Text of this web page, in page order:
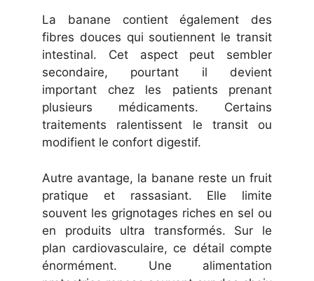
La banane contient également des
fibres douces qui soutiennent le transit
intestinal. Cet aspect peut sembler
secondaire, pourtant il devient
important chez les patients prenant
plusieurs médicaments. Certains
traitements ralentissent le transit ou
modifient le confort digestif.
Autre avantage, la banane reste un fruit
pratique et rassasiant. Elle limite
souvent les grignotages riches en sel ou
en produits ultra transformés. Sur le
plan cardiovasculaire, ce détail compte
énormément. Une alimentation